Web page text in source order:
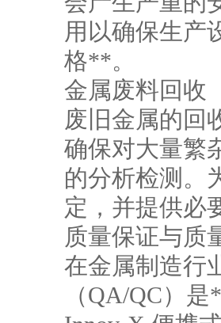
用以确保生产
格**。
金属废料回收
废旧金属的回
确保对大量繁
的分析检测。
定，并提供必
质量保证与质
在金属制造行
（QA/QC）